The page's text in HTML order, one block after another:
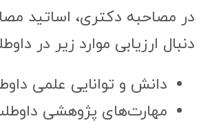
در مصاحبه دکتری، اساتید
دنبال ارزیابی موارد زیر در
دانش و توانایی علمی
مهارت‌های پژوهشی